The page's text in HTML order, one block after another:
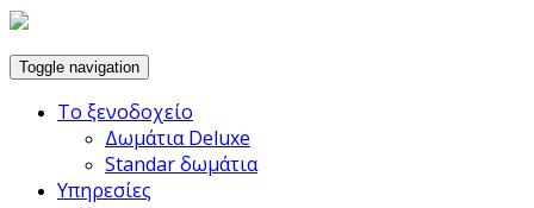
Toggle navigation
Το ξενοδοχείο
Δωμάτια Deluxe
Standar δωμάτια
Υπηρεσίες